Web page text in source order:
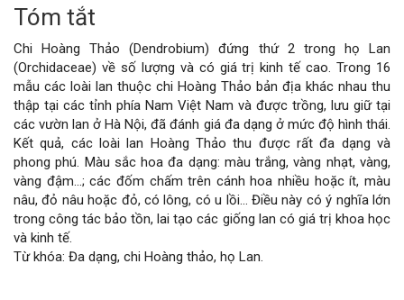
Nội
dung
chính
của
bài
viết
Tóm tắt
Chi Hoàng Thảo (Dendrobium) đứng thứ 2 trong họ Lan
(Orchidaceae) về số lượng và có giá trị kinh tế cao. Trong 16
mẫu các loài lan thuộc chi Hoàng Thảo bản địa khác nhau thu
thập tại các tỉnh phía Nam Việt Nam và được trồng, lưu giữ tại
các vườn lan ở Hà Nội, đã đánh giá đa dạng ở mức độ hình thái.
Kết quả, các loài lan Hoàng Thảo thu được rất đa dạng và
phong phú. Màu sắc hoa đa dạng: màu trắng, vàng nhạt, vàng,
vàng đậm...; các đốm chấm trên cánh hoa nhiều hoặc ít, màu
nâu, đỏ nâu hoặc đỏ, có lông, có u lồi... Điều này có ý nghĩa lớn
trong công tác bảo tồn, lai tạo các giống lan có giá trị khoa học
và kinh tế.
Từ khóa: Đa dạng, chi Hoàng thảo, họ Lan.